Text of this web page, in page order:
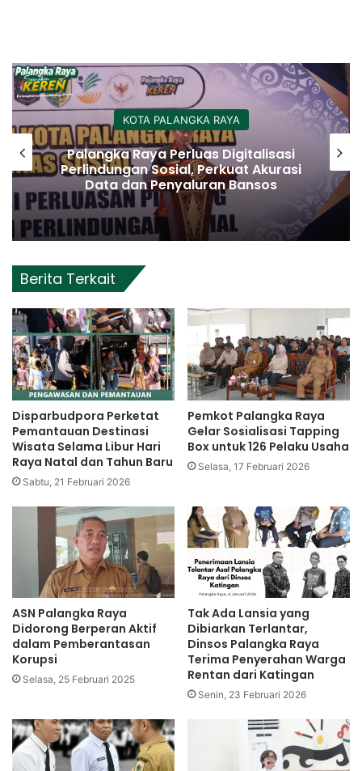
KOTA PALANGKA RAYA
Palangka Raya Perluas Digitalisasi
Perlindungan Sosial, Perkuat Akurasi
Data dan Penyaluran Bansos
Berita Terkait
Disparbudpora Perketat
Pemantauan Destinasi
Wisata Selama Libur Hari
Raya Natal dan Tahun Baru
Sabtu, 21 Februari 2026
Pemkot Palangka Raya
Gelar Sosialisasi Tapping
Box untuk 126 Pelaku Usaha
Selasa, 17 Februari 2026
ASN Palangka Raya
Didorong Berperan Aktif
dalam Pemberantasan
Korupsi
Selasa, 25 Februari 2025
Tak Ada Lansia yang
Dibiarkan Terlantar,
Dinsos Palangka Raya
Terima Penyerahan Warga
Rentan dari Katingan
Senin, 23 Februari 2026